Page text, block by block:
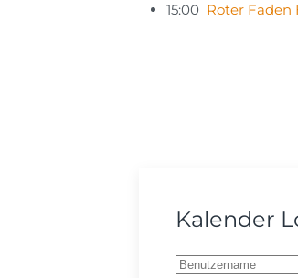
15:00 Roter Faden
Kalender